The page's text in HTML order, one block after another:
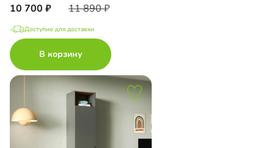
10 700 11 890
Доступно для доставки
В корзину